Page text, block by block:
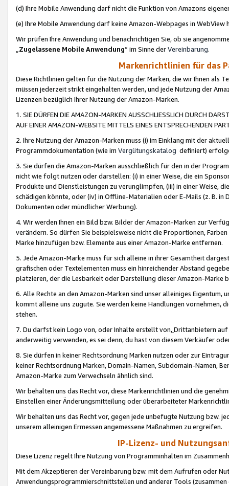
(d) Ihre Mobile Anwendung darf nicht die Funktion von Amazons
(e) Ihre Mobile Anwendung darf keine Amazon-Webpages in WebView
Wir prüfen Ihre Anwendung und benachrichtigen Sie, ob sie
„Zugelassene Mobile Anwendung“ im Sinne derVereinbarung.
Markenrichtlinien für das
Diese Richtlinien gelten für die Nutzung der Marken, die wir Ihnen als
müssen jederzeit strikt eingehalten werden, und jede Nutzung der
Lizenzen bezüglich Ihrer Nutzung der Amazon-Marken.
1. SIE DÜRFEN DIE AMAZON-MARKEN AUSSCHLIESSLICH DURCH
AUF EINER AMAZON-WEBSITE MITTELS EINES ENTSPRECHENDEN
2. Ihre Nutzung der Amazon-Marken muss (i) im Einklang mit der
Programmdokumentation (wie im Vergütungskatalog definiert)
3. Sie dürfen die Amazon-Marken ausschließlich für den in der
nicht wie folgt nutzen oder darstellen: (i) in einer Weise, die ein
Produkte und Dienstleistungen zu verunglimpfen, (iii) in einer Weise,
schädigen könnte, oder (iv) in Offline-Materialien oder E-Mails (z. B. in
Dokumenten oder mündlicher Werbung).
4. Wir werden Ihnen ein Bild bzw. Bilder der Amazon-Marken zur
verändern. So dürfen Sie beispielsweise nicht die Proportionen,
Marke hinzufügen bzw. Elemente aus einer Amazon-Marke entfernen.
5. Jede Amazon-Marke muss für sich alleine in ihrer Gesamtheit
grafischen oder Textelementen muss ein hinreichender Abstand
platzieren, der die Lesbarkeit oder Darstellung dieser Amazon-Marke
6. Alle Rechte an den Amazon-Marken sind unser alleiniges
kommt alleine uns zugute. Sie werden keine Handlungen vornehmen,
stehen.
7. Du darfst kein Logo von, oder Inhalte erstellt von,Drittanbietern auf
anderweitig verwenden, es sei denn, du hast von diesem Verkäufer
8. Sie dürfen in keiner Rechtsordnung Marken nutzen oder zur
keiner Rechtsordnung Marken, Domain-Namen, Subdomain-Namen,
Amazon-Marke zum Verwechseln ähnlich sind.
Wir behalten uns das Recht vor, diese Markenrichtlinien und die
Einstellen einer Änderungsmitteilung oder überarbeiteter
Wir behalten uns das Recht vor, gegen jede unbefugte Nutzung bzw.
unserem alleinigen Ermessen angemessene Maßnahmen zu ergreifen.
IP-Lizenz- und
Diese Lizenz regelt Ihre Nutzung von Programminhalten im
Mit dem Akzeptieren der Vereinbarung bzw. mit dem Aufrufen oder
Anwendungsprogrammierschnittstellen und anderer Tools (zusammen